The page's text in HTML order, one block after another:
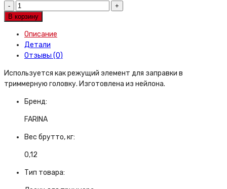
Леска
для
круг
3,0
мм/15
quantity
В корзину
Описание
Детали
Отзывы (0)
Используется как режущий элемент для заправки в
триммерную головку. Изготовлена из нейлона.
Бренд:
FARINA
Вес брутто, кг:
0,12
Тип товара: